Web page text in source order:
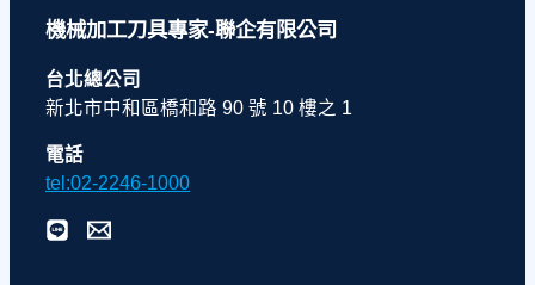
機械加工刀具專家-聯企有限公司
台北總公司
新北市中和區橋和路 90 號 10 樓之 1
電話
tel:02-2246-1000